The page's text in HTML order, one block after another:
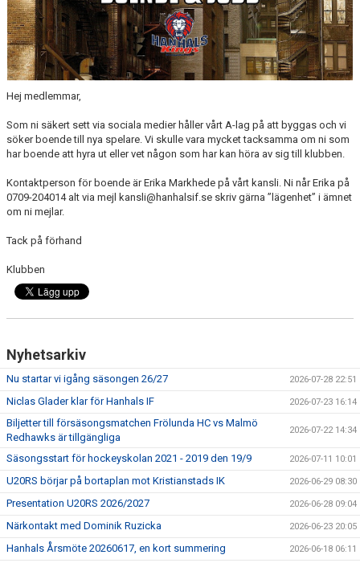
PARTNERS
PARTNERBROSCHYR
KLUBB 1949
KLUBBEN
BILJETTER
Hej medlemmar,
Som ni säkert sett via sociala medier håller vårt A-lag på att byggas och vi
söker boende till nya spelare. Vi skulle vara mycket tacksamma om ni som
har boende att hyra ut eller vet någon som har kan höra av sig till klubben.
Kontaktperson för boende är Erika Markhede på vårt kansli. Ni når Erika på
0709-204014 alt via mejl kansli@hanhalsif.se skriv gärna ”lägenhet” i ämnet
om ni mejlar.
Tack på förhand
Klubben
Nyhetsarkiv
Nu startar vi igång säsongen 26/27 2026-07-28 22:51
Niclas Glader klar för Hanhals IF 2026-07-23 16:14
Biljetter till försäsongsmatchen Frölunda HC vs Malmö
Redhawks är tillgängliga
2026-07-22 14:34
Säsongsstart för hockeyskolan 2021 - 2019 den 19/9 2026-07-11 10:01
U20RS börjar på bortaplan mot Kristianstads IK 2026-06-29 08:30
Presentation U20RS 2026/2027 2026-06-28 09:04
Närkontakt med Dominik Ruzicka 2026-06-23 20:05
Hanhals Årsmöte 20260617, en kort summering 2026-06-18 06:11